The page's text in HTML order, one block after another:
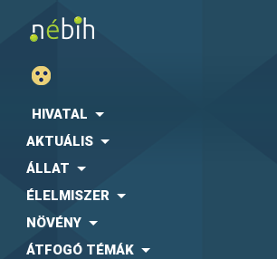
HIVATAL
AKTUÁLIS
ÁLLAT
ÉLELMISZER
NÖVÉNY
ÁTFOGÓ TÉMÁK